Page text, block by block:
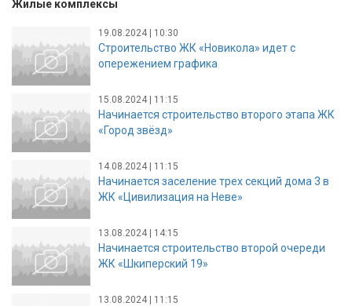
Жилые комплексы
19.08.2024 | 10:30
Строительство ЖК «Новикола» идет с
опережением графика
15.08.2024 | 11:15
Начинается строительство второго этапа ЖК
«Город звёзд»
14.08.2024 | 11:15
Начинается заселение трех секций дома 3 в
ЖК «Цивилизация на Неве»
13.08.2024 | 14:15
Начинается строительство второй очереди
ЖК «Шкиперский 19»
13.08.2024 | 11:15